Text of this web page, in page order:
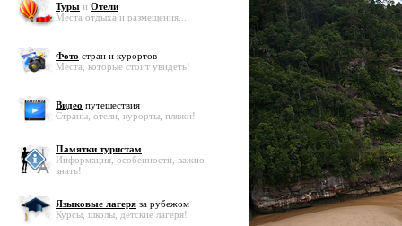
Туры и Отели
Места отдыха и размещения...
Фото стран и курортов
Места, которые стоит увидеть!
Видео путешествия
Страны, отели, курорты, пляжи!
Памятки туристам
Информация, особенности, важно
знать!
Языковые лагеря за рубежом
Курсы, школы, детские лагеря!